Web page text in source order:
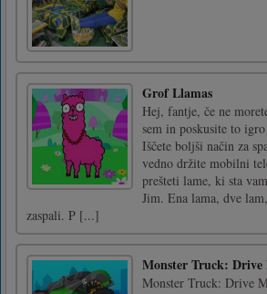
Grof Llamas
Hej, fantje, če ne
sem in poskusite to
Iščete boljši način za
vedno držite mobilni
prešteti lame, ki sta
Jim. Ena lama, dve
zaspali. P [...]
Monster Truck: Drive
Monster Truck: Drive